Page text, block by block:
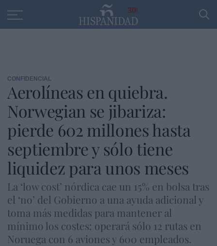
30
CONFIDENCIAL
Aerolíneas en quiebra.
Norwegian se jibariza:
pierde 602 millones hasta
septiembre y sólo tiene
liquidez para unos meses
La ‘low cost’ nórdica cae un 15% en bolsa tras
el ‘no’ del Gobierno a una ayuda adicional y
toma más medidas para mantener al
mínimo los costes: operará sólo 12 rutas en
Noruega con 6 aviones y 600 empleados.